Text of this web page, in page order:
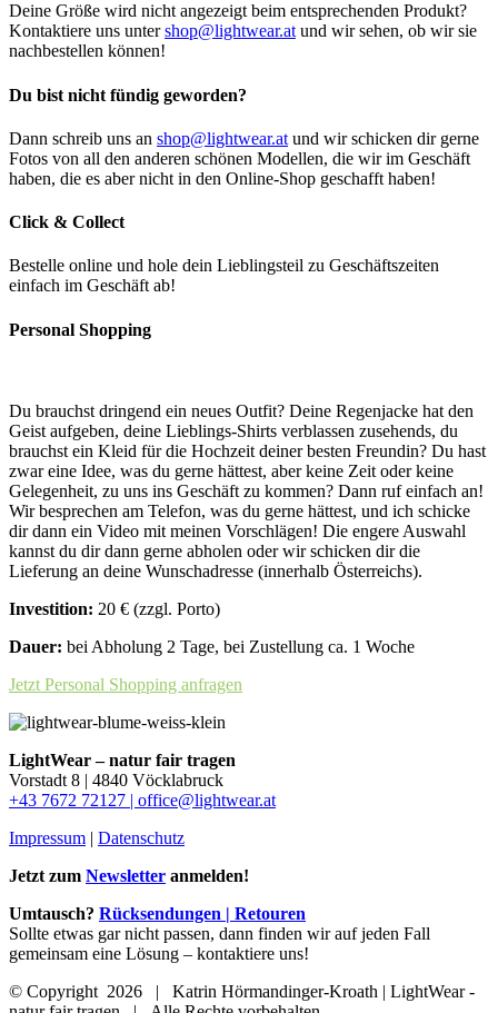
Deine Größe wird nicht angezeigt beim entsprechenden Produkt?
Kontaktiere uns untershop@lightwear.at und wir sehen, ob wir sie
nachbestellen können!
Du bist nicht fündig geworden?
Dann schreib uns an shop@lightwear.at und wir schicken dir gerne
Fotos von all den anderen schönen Modellen, die wir im Geschäft
haben, die es aber nicht in den Online-Shop geschafft haben!
Click & Collect
Bestelle online und hole dein Lieblingsteil zu Geschäftszeiten
einfach im Geschäft ab!
Personal Shopping
Du brauchst dringend ein neues Outfit? Deine Regenjacke hat den
Geist aufgeben, deine Lieblings-Shirts verblassen zusehends, du
brauchst ein Kleid für die Hochzeit deiner besten Freundin? Du hast
zwar eine Idee, was du gerne hättest, aber keine Zeit oder keine
Gelegenheit, zu uns ins Geschäft zu kommen? Dann ruf einfach an!
Wir besprechen am Telefon, was du gerne hättest, und ich schicke
dir dann ein Video mit meinen Vorschlägen! Die engere Auswahl
kannst du dir dann gerne abholen oder wir schicken dir die
Lieferung an deine Wunschadresse (innerhalb Österreichs).
Investition: 20 € (zzgl. Porto)
Dauer: bei Abholung 2 Tage, bei Zustellung ca. 1 Woche
Jetzt Personal Shopping anfragen
LightWear – natur fair tragen
Vorstadt 8 | 4840 Vöcklabruck
+43 7672 72127 | office@lightwear.at
Impressum | Datenschutz
Jetzt zum Newsletter anmelden!
Umtausch? Rücksendungen | Retouren
Sollte etwas gar nicht passen, dann finden wir auf jeden Fall
gemeinsam eine Lösung ‒ kontaktiere uns!
© Copyright 2026 | Katrin Hörmandinger-Kroath | LightWear -